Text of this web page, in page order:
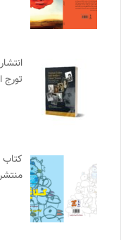
تورج
کتاب